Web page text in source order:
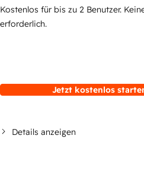
Kostenlos für bis zu 2 Benutzer.
erforderlich.
Jetzt kostenlos
Details anzeigen